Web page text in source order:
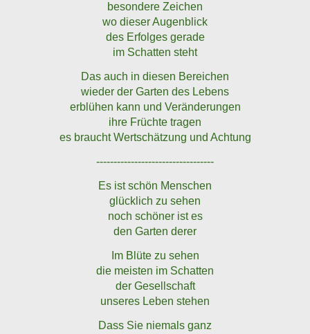
besondere Zeichen
wo dieser Augenblick
des Erfolges gerade
im Schatten steht
Das auch in diesen Bereichen
wieder der Garten des Lebens
erblühen kann und Veränderungen
ihre Früchte tragen
es braucht Wertschätzung und Achtung
----------------------------------
Es ist schön Menschen
glücklich zu sehen
noch schöner ist es
den Garten derer
Im Blüte zu sehen
die meisten im Schatten
der Gesellschaft
unseres Leben stehen
Dass Sie niemals ganz